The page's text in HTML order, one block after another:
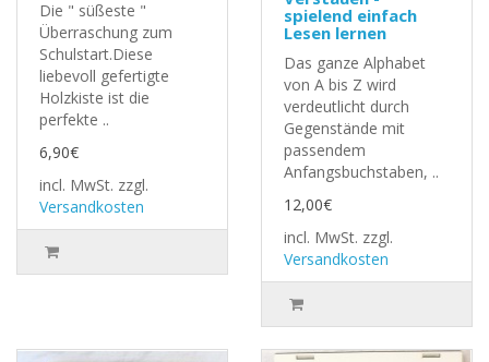
Die " süßeste "
Überraschung zum
Schulstart.Diese
liebevoll gefertigte
Holzkiste ist die
perfekte ..
6,90€
incl. MwSt. zzgl.
Versandkosten
spielend einfach
Lesen lernen
Das ganze Alphabet
von A bis Z wird
verdeutlicht durch
Gegenstände mit
passendem
Anfangsbuchstaben, ..
12,00€
incl. MwSt. zzgl.
Versandkosten